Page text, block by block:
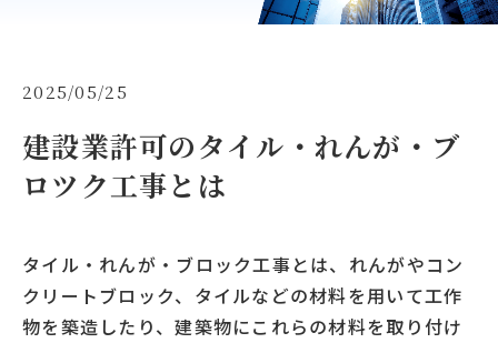
2025/05/25
建設業許可のタイル・れんが・ブ
ロツク⼯事とは
タイル・れんが・ブロック工事とは、れんがやコン
クリートブロック、タイルなどの材料を用いて工作
物を築造したり、建築物にこれらの材料を取り付け